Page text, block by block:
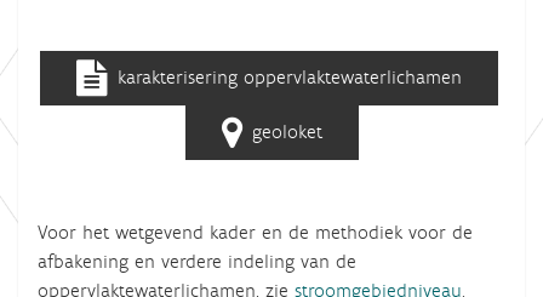
karakterisering oppervlaktewaterlichamen
geoloket
Voor het wetgevend kader en de methodiek voor de
afbakening en verdere indeling van de
oppervlaktewaterlichamen, zie stroomgebiedniveau.